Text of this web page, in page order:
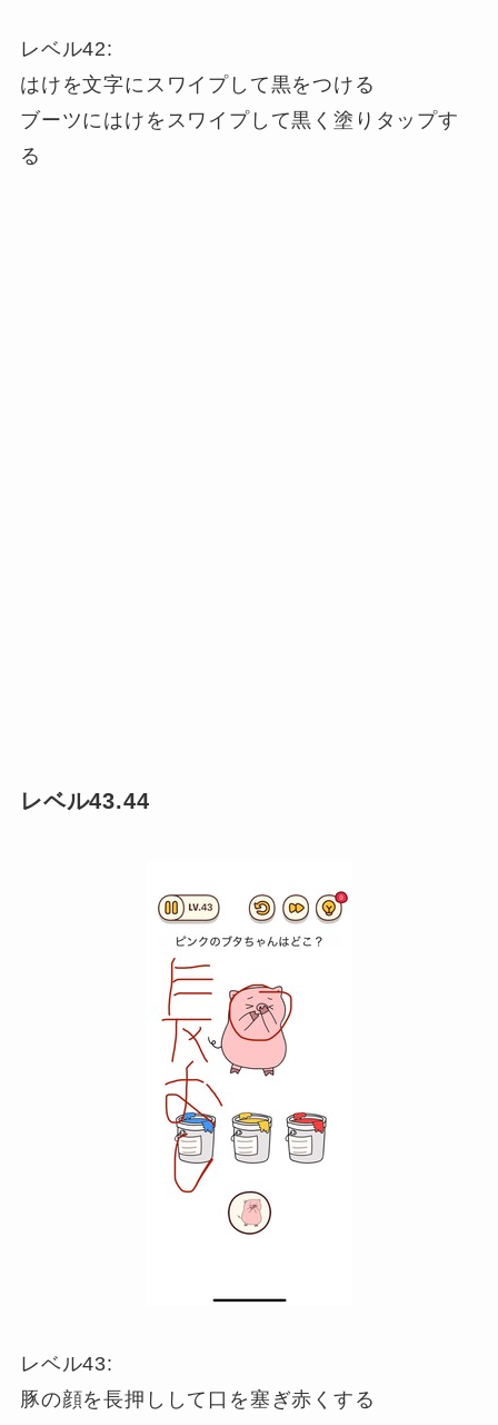
レベル42:
はけを文字にスワイプして黒をつける
ブーツにはけをスワイプして黒く塗りタップす
る
レベル43.44
レベル43:
豚の顔を長押しして口を塞ぎ赤くする